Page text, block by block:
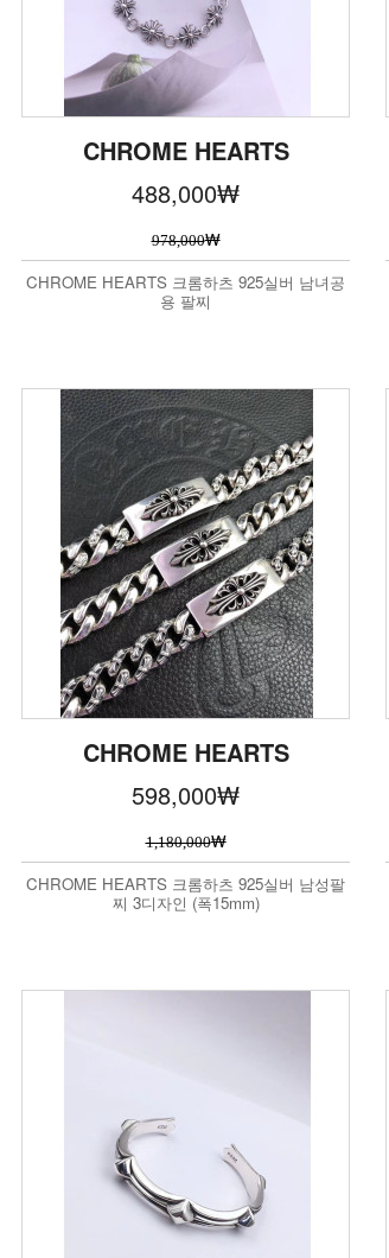
CHROME HEARTS
488,000₩
978,000₩
CHROME HEARTS 크롬하츠 925실버 남녀공
용 팔찌
CHROME HEARTS
598,000₩
1,180,000₩
CHROME HEARTS 크롬하츠 925실버 남성팔
찌 3디자인 (폭15mm)